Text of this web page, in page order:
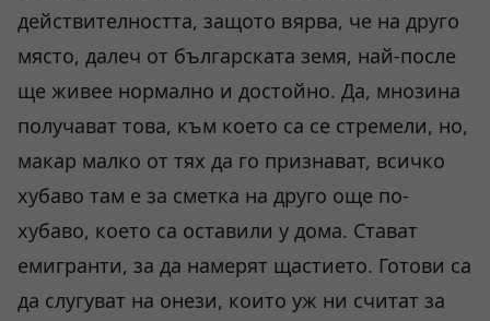
действителността, защото вярва, че на друго
място, далеч от българската земя, най-после
ще живее нормално и достойно. Да, мнозина
получават това, към което са се стремели, но,
макар малко от тях да го признават, всичко
хубаво там е за сметка на друго още по-
хубаво, което са оставили у дома. Стават
емигранти, за да намерят щастието. Готови са
да слугуват на онези, които уж ни считат за